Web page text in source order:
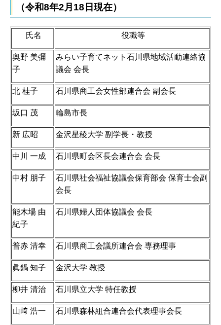
（令和8年2月18日現在）
氏名 役職等
奥野 美彌
子
みらい子育てネット石川県地域活動連絡協
議会 会長
北 桂子 石川県商工会女性部連合会 副会長
坂口 茂 輪島市長
新 広昭 金沢星稜大学 副学長・教授
中川 一成 石川県町会区長会連合会 会長
中村 朋子
石川県社会福祉協議会保育部会 保育士会副
会長
能木場 由
紀子
石川県婦人団体協議会 会長
普赤 清幸 石川県商工会議所連合会 専務理事
眞鍋 知子 金沢大学 教授
柳井 清治 石川県立大学 特任教授
山﨑 浩一 石川県森林組合連合会代表理事会長